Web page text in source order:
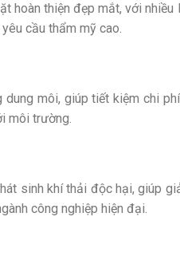
hoàn thiện đẹp mắt, với
cầu thẩm mỹ cao.
môi, giúp tiết kiệm chi
môi trường.
sinh khí thải độc hại, giúp
công nghiệp hiện đại.